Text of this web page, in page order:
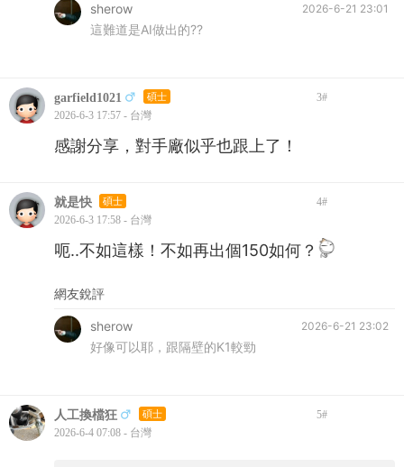
2026-6-21 23:01
sherow
這難道是AI做出的??
garfield1021 碩士 3#
2026-6-3 17:57 - 台灣
感謝分享，對手廠似乎也跟上了！
就是快 碩士 4#
2026-6-3 17:58 - 台灣
呃..不如這樣！不如再出個150如何？
網友銳評
2026-6-21 23:02
sherow
好像可以耶，跟隔壁的K1較勁
人工換檔狂 碩士 5#
2026-6-4 07:08 - 台灣